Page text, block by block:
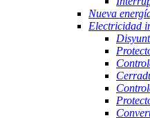
Nueva
Electricidad